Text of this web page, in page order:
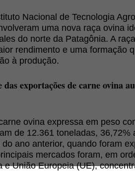
Nacional de Tecnologia
uma nova raça ovina
do norte da Patagônia. A
rendimento e uma formação
à produção.
exportações de carne ovina
ovina expressa em peso
de 12.361 toneladas, 36,72%
ano anterior, quando foram
mercados foram, em
e União Europeia (UE),